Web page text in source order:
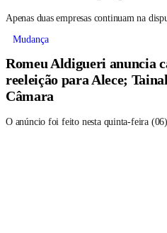
Apenas duas empresas continuam na
Mudança
Romeu Aldigueri anuncia
reeleição para Alece;
Câmara
O anúncio foi feito nesta quinta-feira (06)